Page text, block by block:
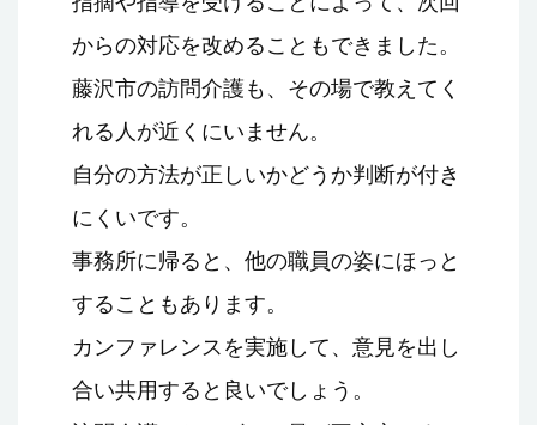
からの対応を改めることもできました。
藤沢市の訪問介護も、その場で教えてく
れる人が近くにいません。
自分の方法が正しいかどうか判断が付き
にくいです。
事務所に帰ると、他の職員の姿にほっと
することもあります。
カンファレンスを実施して、意見を出し
合い共用すると良いでしょう。